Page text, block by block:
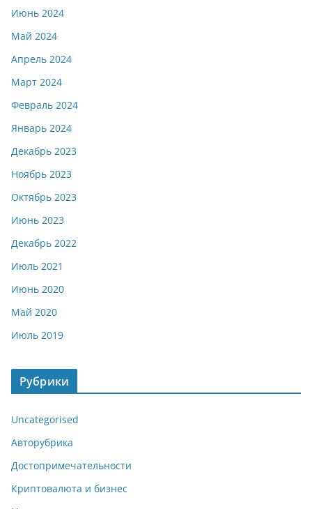
Июнь 2024
Май 2024
Апрель 2024
Март 2024
Февраль 2024
Январь 2024
Декабрь 2023
Ноябрь 2023
Октябрь 2023
Июнь 2023
Декабрь 2022
Июль 2021
Июнь 2020
Май 2020
Июль 2019
Рубрики
Uncategorised
Авторубрика
Достопримечательности
Криптовалюта и бизнес